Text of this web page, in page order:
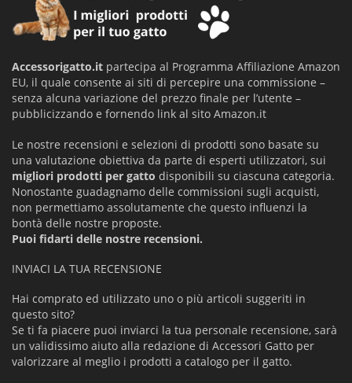
Accessorigatto.it partecipa al Programma Affiliazione Amazon
EU, il quale consente ai siti di percepire una commissione –
senza alcuna variazione del prezzo finale per l’utente –
pubblicizzando e fornendo link al sito Amazon.it
Le nostre recensioni e selezioni di prodotti sono basate su
una valutazione obiettiva da parte di esperti utilizzatori, sui
migliori prodotti per gatto disponibili su ciascuna categoria.
Nonostante guadagnamo delle commissioni sugli acquisti,
non permettiamo assolutamente che questo influenzi la
bontà delle nostre proposte.
Puoi fidarti delle nostre recensioni.
INVIACI LA TUA RECENSIONE
Hai comprato ed utilizzato uno o più articoli suggeriti in
questo sito?
Se ti fa piacere puoi inviarci la tua personale recensione, sarà
un validissimo aiuto alla redazione di Accessori Gatto per
valorizzare al meglio i prodotti a catalogo per il gatto.